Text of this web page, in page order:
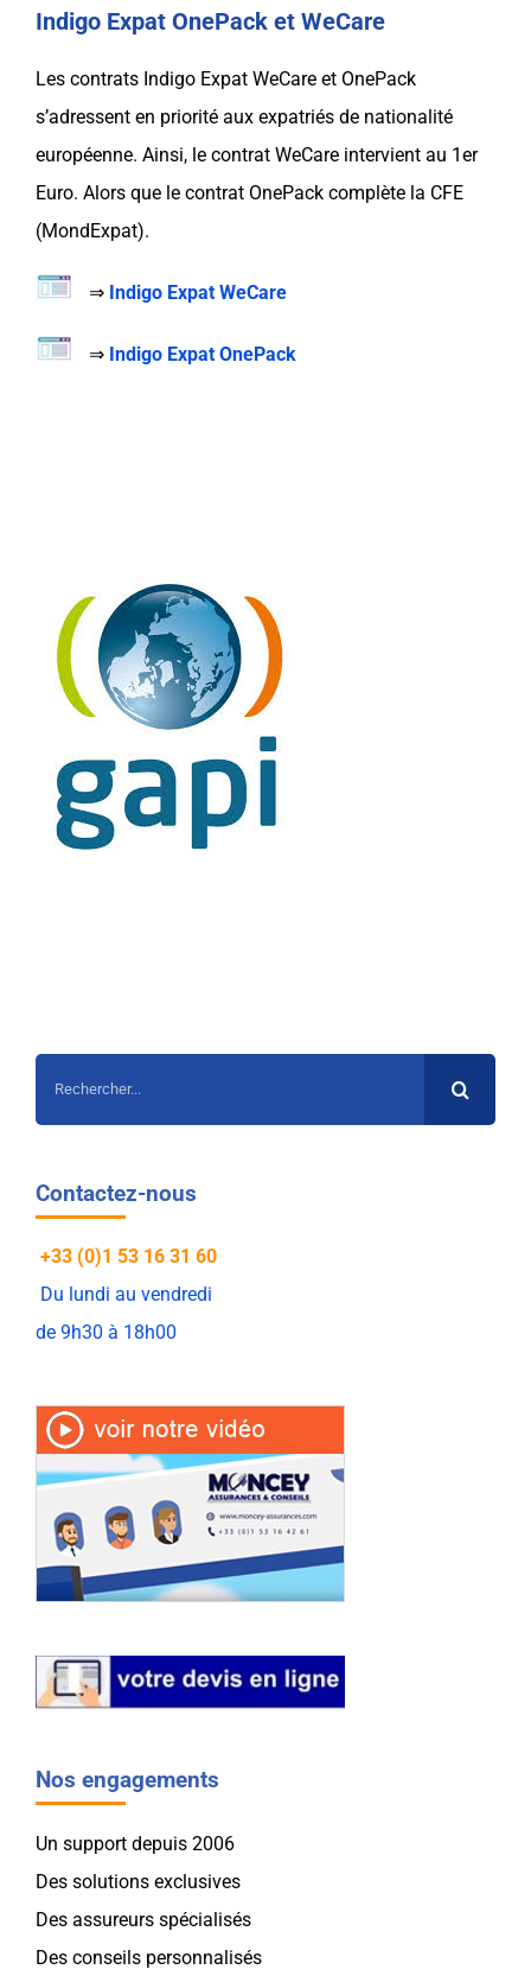
Indigo Expat OnePack et WeCare
Les contrats Indigo Expat WeCare et OnePack
s’adressent en priorité aux expatriés de nationalité
européenne. Ainsi, le contrat WeCare intervient au 1er
Euro. Alors que le contrat OnePack complète la CFE
(MondExpat).
⇒ Indigo Expat WeCare
⇒ Indigo Expat OnePack
Contactez-nous
+33 (0)1 53 16 31 60
Du lundi au vendredi
de 9h30 à 18h00
Nos engagements
Un support depuis 2006
Des solutions exclusives
Des assureurs spécialisés
Des conseils personnalisés